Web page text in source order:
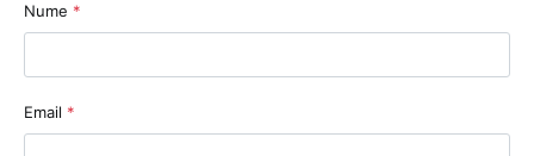
Nume *
Email *